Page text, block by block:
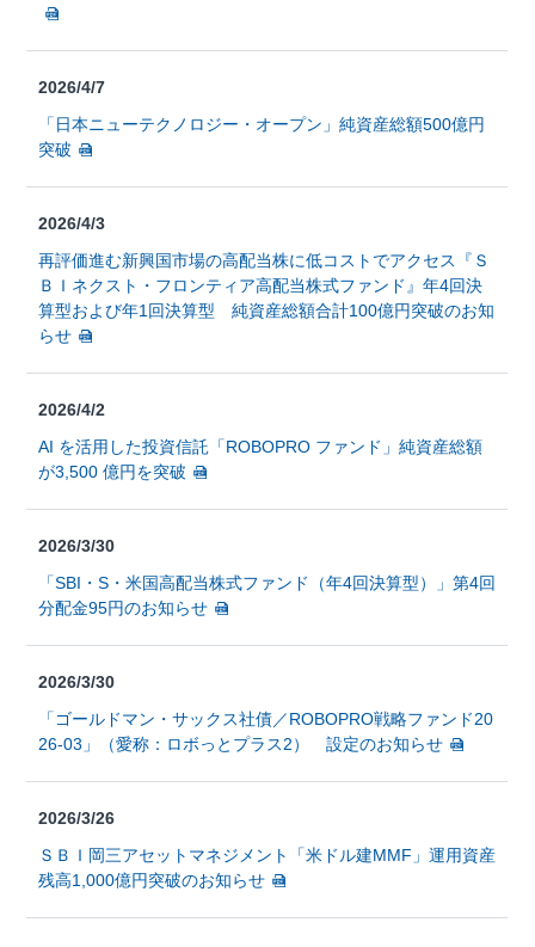
2026/4/7
「日本ニューテクノロジー・オープン」純資産総額500億円
突破
2026/4/3
再評価進む新興国市場の高配当株に低コストでアクセス『Ｓ
ＢＩネクスト・フロンティア高配当株式ファンド』年4回決
算型および年1回決算型 純資産総額合計100億円突破のお知
らせ
2026/4/2
AI を活用した投資信託「ROBOPRO ファンド」純資産総額
が3,500 億円を突破
2026/3/30
「SBI・S・米国高配当株式ファンド（年4回決算型）」第4回
分配金95円のお知らせ
2026/3/30
「ゴールドマン・サックス社債／ROBOPRO戦略ファンド20
26-03」（愛称：ロボっとプラス2） 設定のお知らせ
2026/3/26
ＳＢＩ岡三アセットマネジメント「米ドル建MMF」運用資産
残高1,000億円突破のお知らせ